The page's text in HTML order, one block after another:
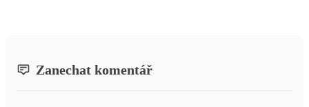
Zanechat komentář